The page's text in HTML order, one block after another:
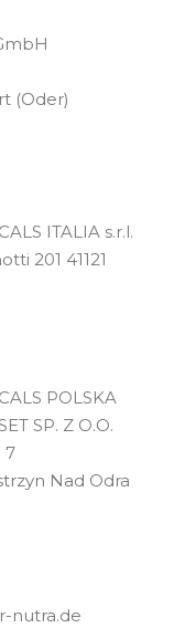
(Oder)
ITALIA s.r.l.
201 41121
POLSKA
SP. Z O.O.
7
Nad Odra
nutra.de